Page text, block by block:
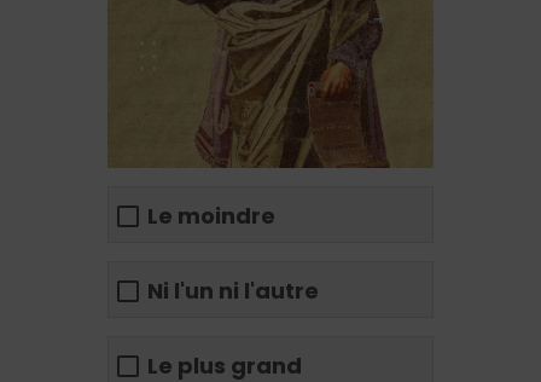
Le moindre
Ni l'un ni l'autre
Le plus grand